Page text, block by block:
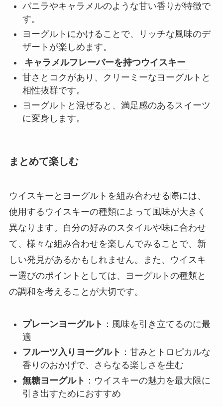
バニラやキャラメルのような甘い香りが特徴で
す。
ヨーグルトにかけることで、リッチな風味のデ
ザートが楽しめます。
キャラメルフレーバーを持つウイスキー
甘さとコクがあり、クリーミーなヨーグルトと
相性抜群です。
ヨーグルトと混ぜると、満足感のあるスイーツ
に変身します。
まとめて楽しむ
ウイスキーとヨーグルトを組み合わせる際には、
使用するウイスキーの種類によって風味が大きく
異なります。自分の好みのスタイルや味に合わせ
て、様々な組み合わせを楽しんでみることで、新
しい発見があるかもしれません。また、ウイスキ
ー選びのポイントとしては、ヨーグルトの種類と
の調和を考えることが大切です。
プレーンヨーグルト ：風味を引き立てるのに最
適
フルーツ入りヨーグルト ：甘みとトロピカルな
香りのおかげで、さらなる楽しさを生む
無糖ヨーグルト ：ウイスキーの魅力を最大限に
引き出すためにおすすめ